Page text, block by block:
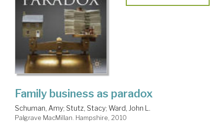
Family business as paradox
Schuman, Amy; Stutz, Stacy; Ward, John L.
Palgrave MacMillan. Hampshire, 2010